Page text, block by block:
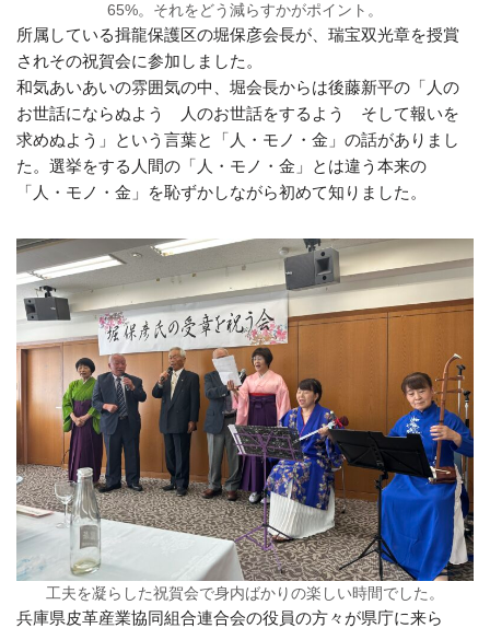
65%。それをどう減らすかがポイント。
所属している揖龍保護区の堀保彦会長が、瑞宝双光章を授賞
されその祝賀会に参加しました。
和気あいあいの雰囲気の中、堀会長からは後藤新平の「人の
お世話にならぬよう 人のお世話をするよう そして報いを
求めぬよう」という言葉と「人・モノ・金」の話がありまし
た。選挙をする人間の「人・モノ・金」とは違う本来の
「人・モノ・金」を恥ずかしながら初めて知りました。
工夫を凝らした祝賀会で身内ばかりの楽しい時間でした。
兵庫県皮革産業協同組合連合会の役員の方々が県庁に来ら